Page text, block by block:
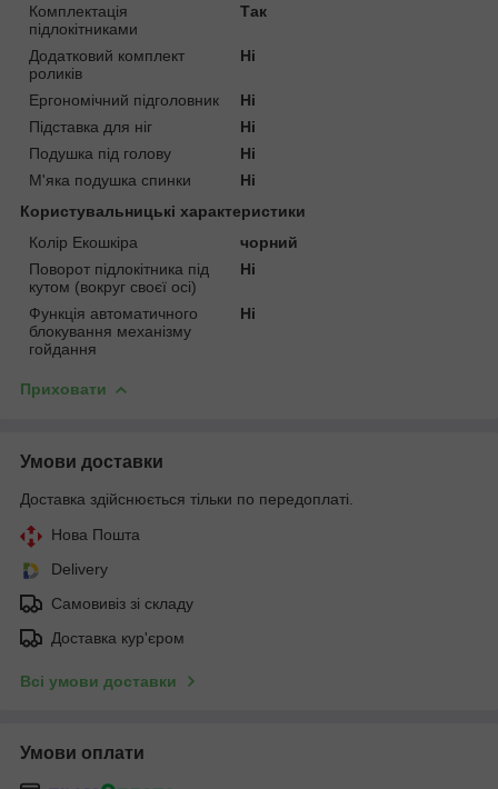
Комплектація
підлокітниками
Так
Додатковий комплект
роликів
Ні
Ергономічний підголовник
Ні
Підставка для ніг
Ні
Подушка під голову
Ні
М'яка подушка спинки
Ні
Користувальницькі характеристики
Колір Екошкіра
чорний
Поворот підлокітника під
кутом (вокруг своєї осі)
Ні
Функція автоматичного
блокування механізму
гойдання
Ні
Приховати
Умови доставки
Доставка здійснюється тільки по передоплаті.
Нова Пошта
Delivery
Самовивіз зі складу
Доставка кур'єром
Всі умови доставки
Умови оплати